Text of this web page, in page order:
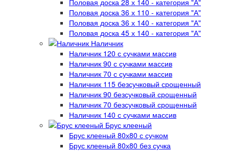
Половая доска 28 х 140 - категория "А"
Половая доска 36 х 110 - категория "А"
Половая доска 36 х 140 - категория "А"
Половая доска 45 х 140 - категория "А"
Наличник
Наличник 120 с сучками массив
Наличник 90 с сучками массив
Наличник 70 с сучками массив
Наличник 115 безсучковый срощенный
Наличник 90 безсучковый срощенный
Наличник 70 безсучковый срощенный
Наличник 140 с сучками массив
Брус клееный
Брус клееный 80х80 с сучком
Брус клееный 80х80 без сучка